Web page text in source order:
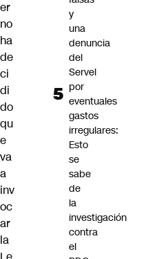
er
no
ha
de
ci
di
do
qu
e
va
a
inv
oc
ar
la
y
una
denuncia
del
Servel
por
eventuales
gastos
irregulares:
Esto
se
sabe
de
la
investigación
contra
el